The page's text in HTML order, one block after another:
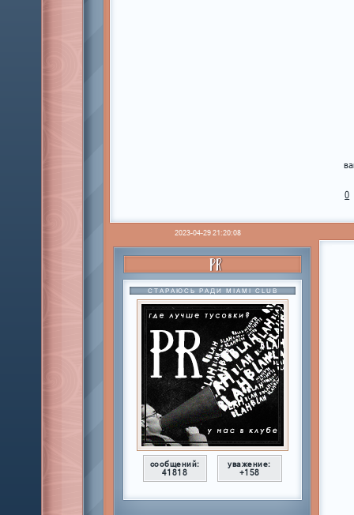
0
2023-04-29 21:20:08
PR
СТАРАЮСЬ РАДИ MIAMI CLUB
сообщений:
41818
уважение:
+158